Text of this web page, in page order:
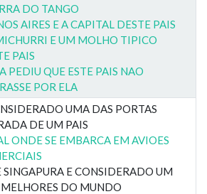
DO TANGO
AIRES E A CAPITAL DESTE PAIS
E UM MOLHO TIPICO
PAIS
PEDIU QUE ESTE PAIS NAO
POR ELA
UMA DAS PORTAS
DE UM PAIS
ONDE SE EMBARCA EM AVIOES
SINGAPURA E CONSIDERADO UM
DO MUNDO